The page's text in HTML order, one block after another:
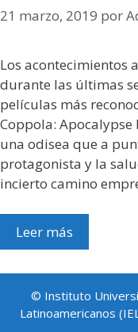
21 marzo, 2019 por
Los acontecimientos
durante las últimas
películas más
Coppola: Apocalypse
una odisea que a
protagonista y la
incierto camino
Leer más
© Instituto
Latinoamericanos